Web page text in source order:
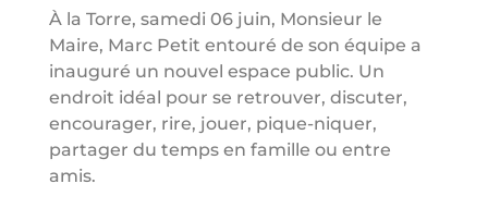
À la Torre, samedi 06 juin, Monsieur le
Maire, Marc Petit entouré de son équipe a
inauguré un nouvel espace public. Un
endroit idéal pour se retrouver, discuter,
encourager, rire, jouer, pique-niquer,
partager du temps en famille ou entre
amis.